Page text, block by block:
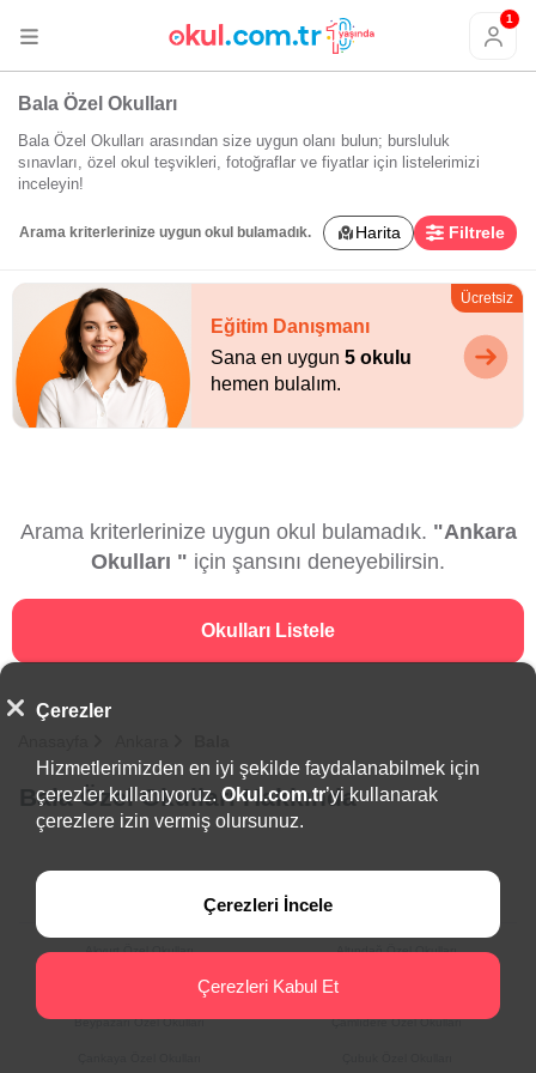
1
Bala Özel Okulları
Bala Özel Okulları arasından size uygun olanı bulun; bursluluk
sınavları, özel okul teşvikleri, fotoğraflar ve fiyatlar için listelerimizi
inceleyin!
Arama kriterlerinize uygun okul bulamadık. Harita Filtrele
Ücretsiz
Eğitim Danışmanı
Sana en uygun5 okulu
hemen bulalım.
Arama kriterlerinize uygun okul bulamadık. "Ankara
Okulları " için şansını deneyebilirsin.
Okulları Listele
Bala Özel Okulları Hakkında
İlçeler
Akyurt Özel Okulları Altındağ Özel Okulları
Beypazarı Özel Okulları Çamlıdere Özel Okulları
Çerezler
Hizmetlerimizden en iyi şekilde faydalanabilmek için
çerezler kullanıyoruz. Okul.com.tr’yi kullanarak
çerezlere izin vermiş olursunuz.
Çerezleri İncele
Çerezleri Kabul Et